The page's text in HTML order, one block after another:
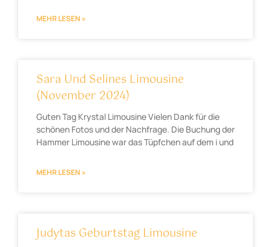
MEHR LESEN »
Sara Und Selines Limousine
(November 2024)
Guten Tag Krystal Limousine Vielen Dank für die
schönen Fotos und der Nachfrage. Die Buchung der
Hammer Limousine war das Tüpfchen auf dem i und
MEHR LESEN »
Judytas Geburtstag Limousine